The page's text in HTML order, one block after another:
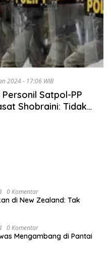
2024 - 17:06 WIB
Personil Satpol-PP
Shobraini: Tidak
0 Komentar
di New Zealand: Tak
0 Komentar
Mengambang di Pantai